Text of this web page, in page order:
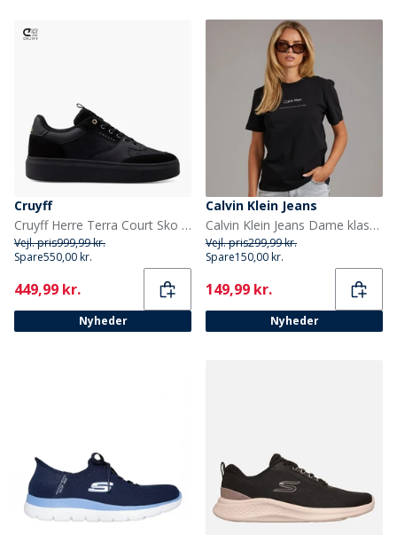
Cruyff
Cruyff Herre Terra Court Sko Sort/Gold
Vejl. pris999,99 kr.
Spare550,00 kr.
Current
449,99 kr.
Nyheder
Calvin Klein Jeans
Calvin Klein Jeans Dame klassisk logo T shirt Sort
Vejl. pris299,99 kr.
Spare150,00 kr.
Current
149,99 kr.
Nyheder